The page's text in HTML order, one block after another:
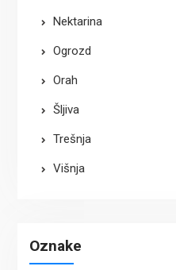
Nektarina
Ogrozd
Orah
Šljiva
Trešnja
Višnja
Oznake